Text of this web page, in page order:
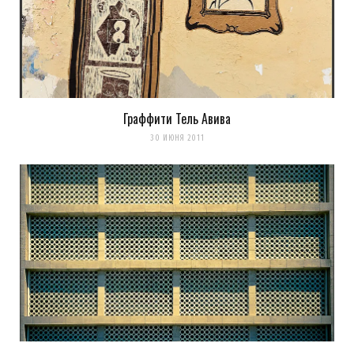
Граффити Тель Авива
30 ИЮНЯ 2011